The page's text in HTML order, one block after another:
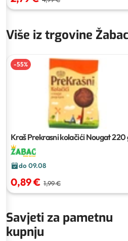
Više iz trgovine
-55%
Kraš Prekrasni kolačići Nougat220
do 09.08
0,89 € 1,99 €
Savjeti za pametnu
kupnju